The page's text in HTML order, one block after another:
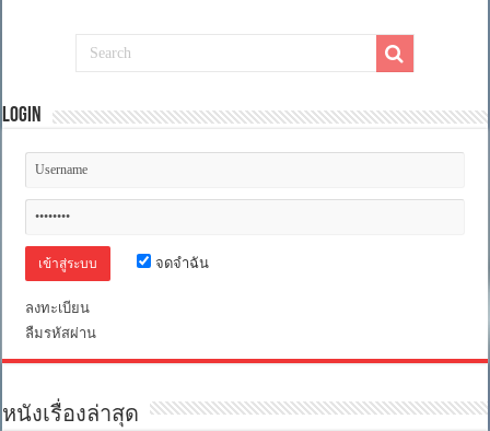
Login
จดจำฉัน
ลงทะเบียน
ลืมรหัสผ่าน
หนังเรื่องล่าสุด